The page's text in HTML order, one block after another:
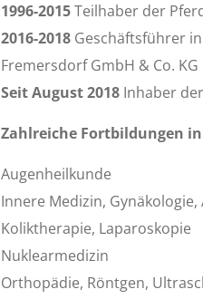
1996-2015Teilhaber der
2016-2018 Geschäftsführer
Fremersdorf GmbH & Co. KG
Seit August 2018 Inhaber
Zahlreiche Fortbildungen
Augenheilkunde
Innere Medizin,
Koliktherapie, Laparoskopie
Nuklearmedizin
Orthopädie, Röntgen,